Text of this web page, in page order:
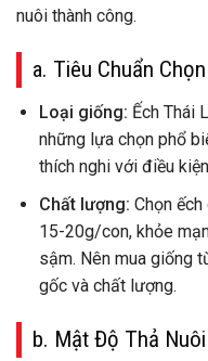
nuôi thành công.
a. Tiêu Chuẩn
Loại giống: Ếch Thái
những lựa chọn phổ
thích nghi với điều
Chất lượng: Chọn
15-20g/con, khỏe
sậm. Nên mua giống
gốc và chất lượng.
b. Mật Độ Thả Nuôi